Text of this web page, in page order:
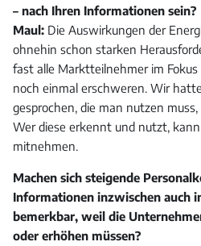
– nach Ihren Informationen sein?
Maul: Die Auswirkungen der
ohnehin schon starken
fast alle Marktteilnehmer im
noch einmal erschweren. Wir
gesprochen, die man nutzen
Wer diese erkennt und nutzt,
mitnehmen.
Machen sich steigende
Informationen inzwischen auch
bemerkbar, weil die
oder erhöhen müssen?